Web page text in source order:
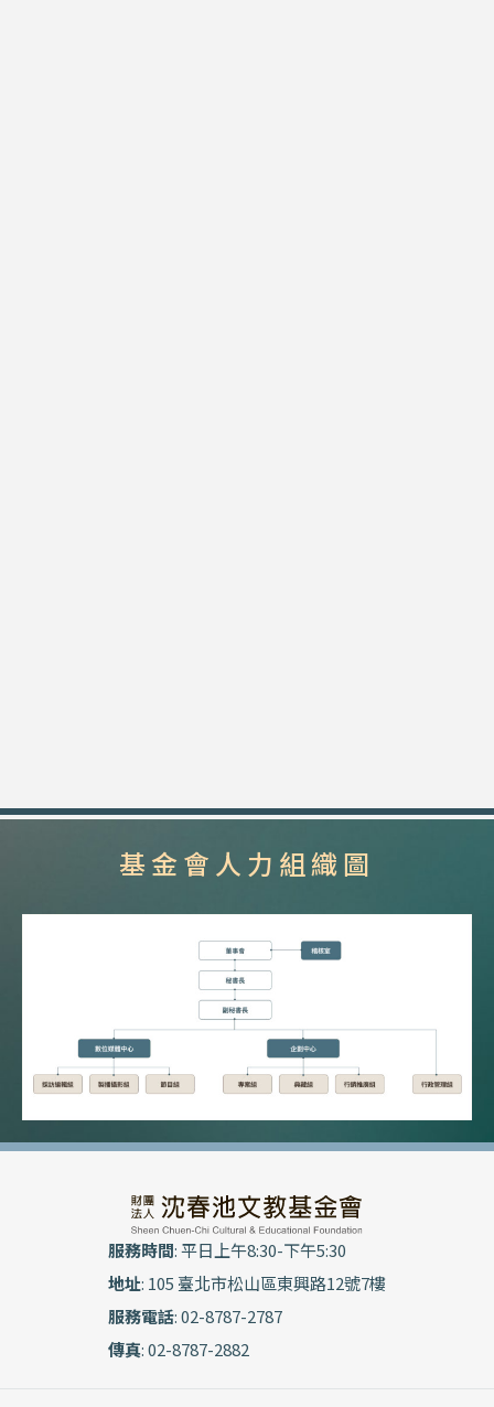
基金會人力組織圖
服務時間: 平日上午8:30-下午5:30
地址: 105 臺北市松山區東興路12號7樓
服務電話: 02-8787-2787
傳真: 02-8787-2882